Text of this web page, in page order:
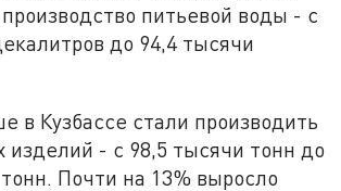
питьевой воды - с
до 94,4 тысячи
в Кузбассе стали производить
изделий - с 98,5 тысячи тонн до
Почти на 13% выросло